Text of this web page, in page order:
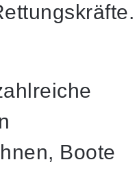
Boote